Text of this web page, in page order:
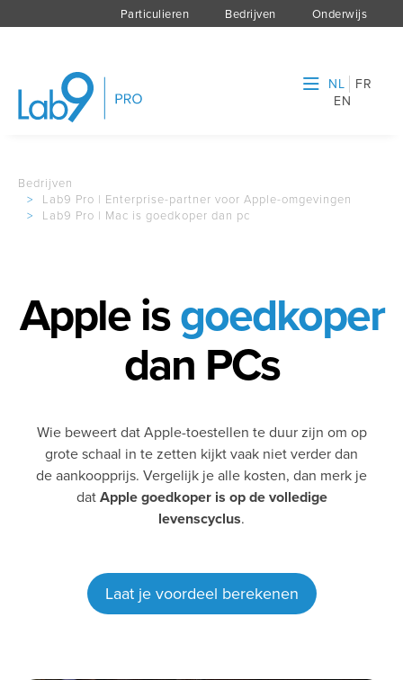
Particulieren Bedrijven Onderwijs
NL
FR
EN
Bedrijven
>
Lab9 Pro | Enterprise-partner voor Apple-omgevingen
>
Lab9 Pro | Mac is goedkoper dan pc
Apple isgoedkoper
dan PCs
Wie beweert dat Apple-toestellen te duur zijn om op
grote schaal in te zetten kijkt vaak niet verder dan
de aankoopprijs. Vergelijk je alle kosten, dan merk je
datApple goedkoper is op de volledige
levenscyclus.
Laat je voordeel berekenen